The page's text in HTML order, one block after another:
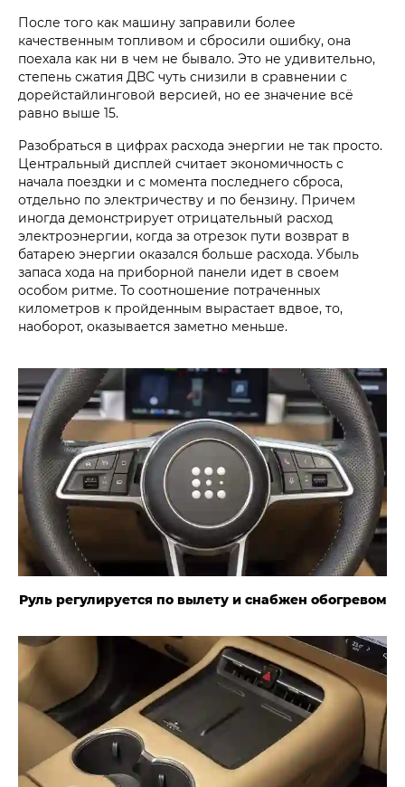
После того как машину заправили более
качественным топливом и сбросили ошибку, она
поехала как ни в чем не бывало. Это не удивительно,
степень сжатия ДВС чуть снизили в сравнении с
дорейстайлинговой версией, но ее значение всё
равно выше 15.
Разобраться в цифрах расхода энергии не так просто.
Центральный дисплей считает экономичность с
начала поездки и с момента последнего сброса,
отдельно по электричеству и по бензину. Причем
иногда демонстрирует отрицательный расход
электроэнергии, когда за отрезок пути возврат в
батарею энергии оказался больше расхода. Убыль
запаса хода на приборной панели идет в своем
особом ритме. То соотношение потраченных
километров к пройденным вырастает вдвое, то,
наоборот, оказывается заметно меньше.
Руль регулируется по вылету и снабжен обогревом